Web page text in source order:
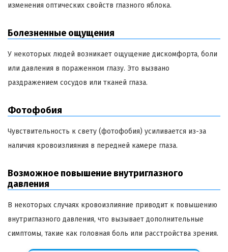
изменения оптических свойств глазного яблока.
Болезненные ощущения
У некоторых людей возникает ощущение дискомфорта, боли
или давления в пораженном глазу. Это вызвано
раздражением сосудов или тканей глаза.
Фотофобия
Чувствительность к свету (фотофобия) усиливается из-за
наличия кровоизлияния в передней камере глаза.
Возможное повышение внутриглазного
давления
В некоторых случаях кровоизлияние приводит к повышению
внутриглазного давления, что вызывает дополнительные
симптомы, такие как головная боль или расстройства зрения.